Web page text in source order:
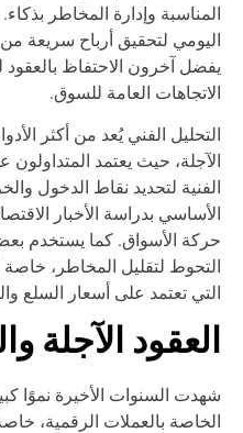
وإدارة المخاطر بذكاء.
لتحقيق أرباح سريعة من
آخرون الاحتفاظ بالعقود
العامة للسوق.
الفني يُعد من أكثر الأدوات
حيث يعتمد المتداولون على
لتحديد نقاط الدخول
بدراسة الأخبار الاقتصادية
الأسواق. كما يستخدم بعض
لتقليل المخاطر، خاصة
تعتمد على أسعار السلع
الآجلة
السنوات الأخيرة نموًا كبيرًا
بالعملات الرقمية، خاصة